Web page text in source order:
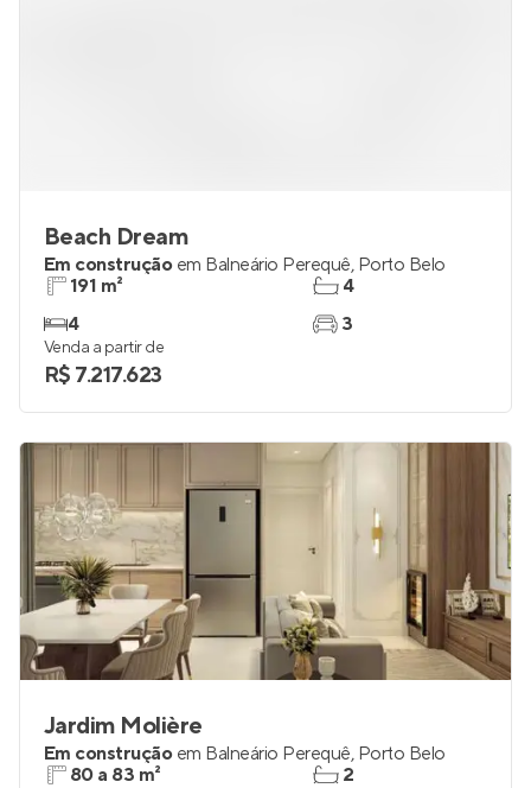
Beach Dream
Em construção em Balneário Perequê, Porto Belo
191 m²
4
4
3
Venda a partir de
R$ 7.217.623
Jardim Molière
Em construção em Balneário Perequê, Porto Belo
80 a 83 m²
2